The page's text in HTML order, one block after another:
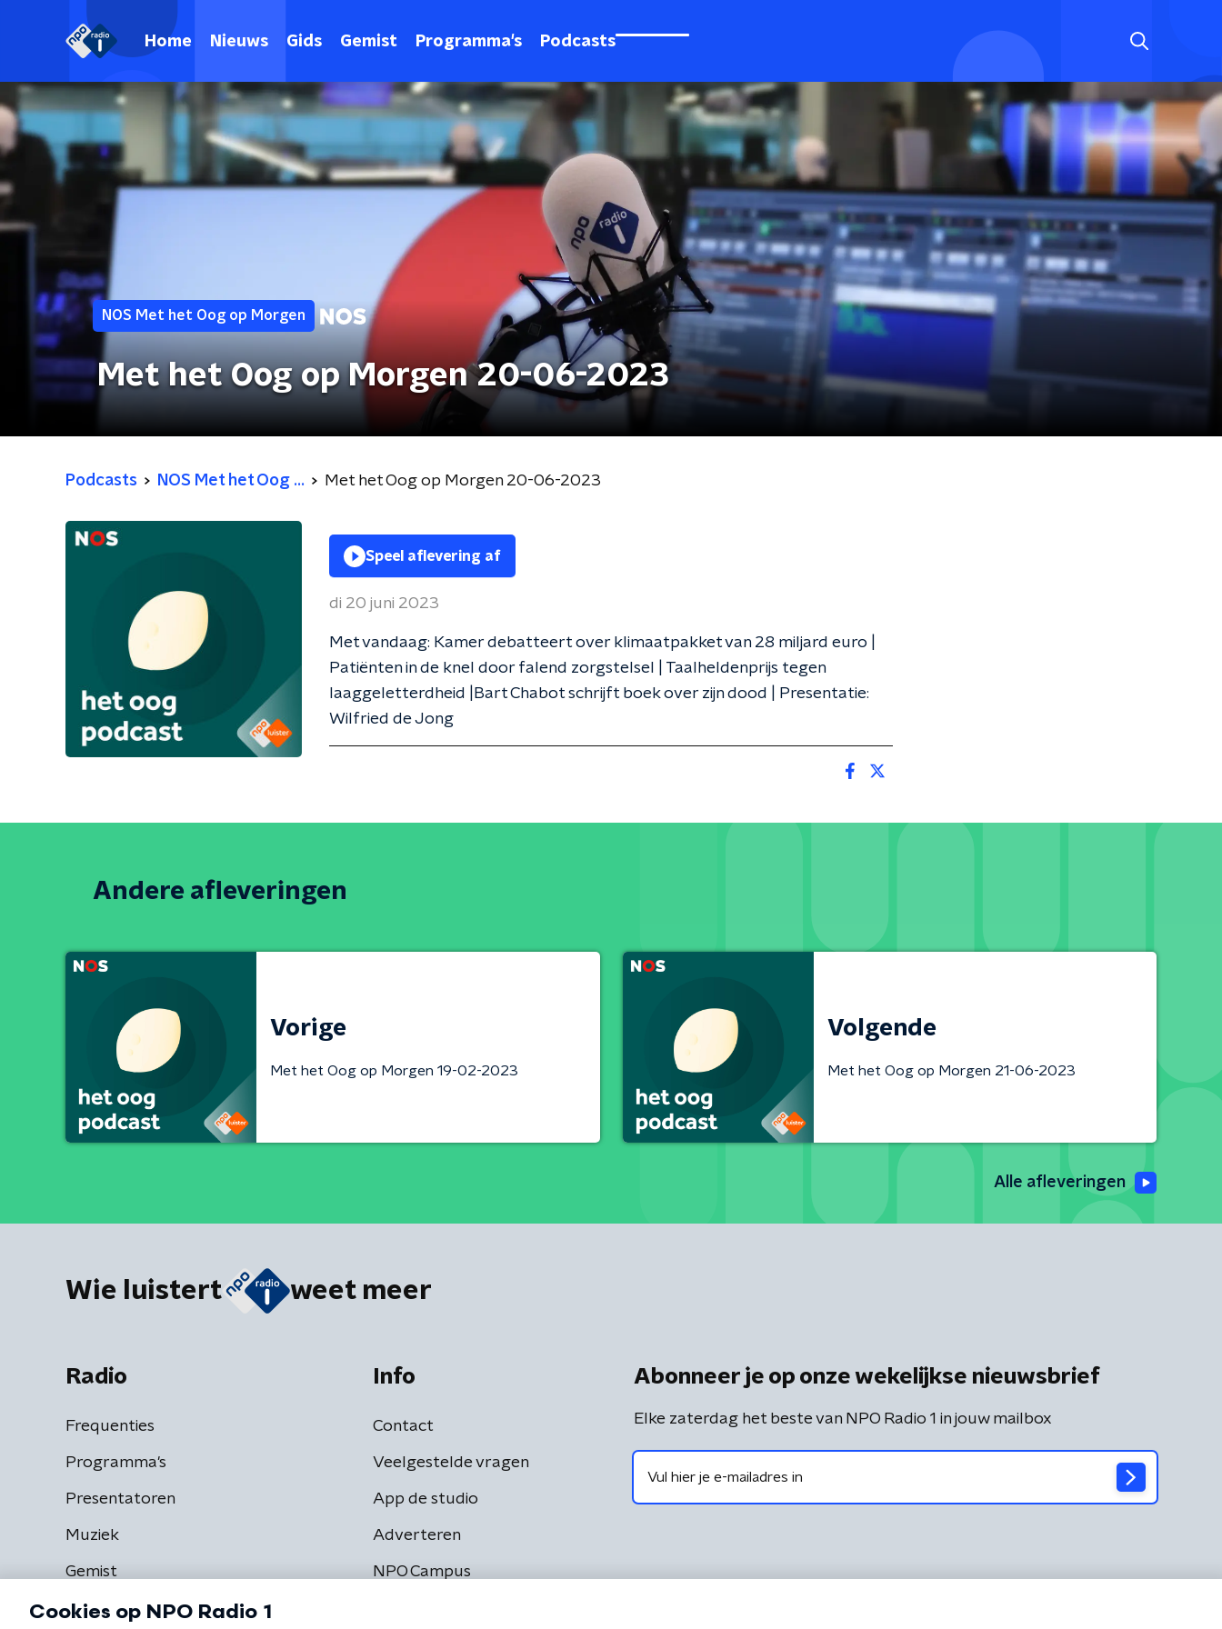
Home Nieuws Gids Gemist Programma's Podcasts
NOS Met het Oog op Morgen
Met het Oog op Morgen 20-06-2023
Podcasts NOS Met het Oog ... Met het Oog op Morgen 20-06-2023
Speel aflevering af
di 20 juni 2023
Met vandaag: Kamer debatteert over klimaatpakket van 28 miljard euro |
Patiënten in de knel door falend zorgstelsel | Taalheldenprijs tegen
laaggeletterdheid |Bart Chabot schrijft boek over zijn dood | Presentatie:
Wilfried de Jong
Andere afleveringen
Vorige
Met het Oog op Morgen 19-02-2023
Volgende
Met het Oog op Morgen 21-06-2023
Alle afleveringen
Wie luistert weet meer
Radio
Frequenties
Programma's
Presentatoren
Muziek
Gemist
Info
Contact
Veelgestelde vragen
App de studio
Adverteren
NPO Campus
Abonneer je op onze wekelijkse nieuwsbrief
Elke zaterdag het beste van NPO Radio 1 in jouw mailbox